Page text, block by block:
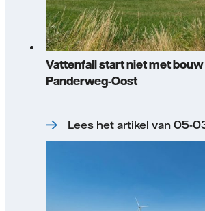
Vattenfall start niet met
Panderweg-Oost
Lees het artikel van 05-